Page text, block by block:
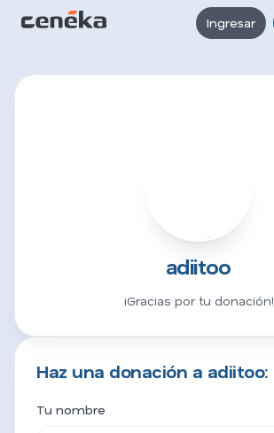
Ingresar
adiitoo
¡Gracias por tu donación!
Haz una donación a adiitoo:
Tu nombre